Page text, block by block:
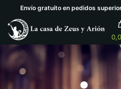
Envío gratuíto en pedidos